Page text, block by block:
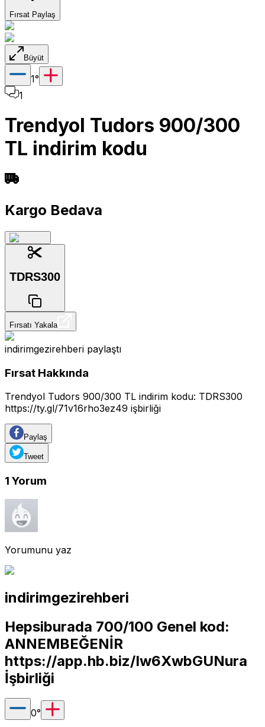
Fırsat Paylaş
Büyüt
1°
1
Trendyol Tudors 900/300
TL indirim kodu
Kargo Bedava
TDRS300
Fırsatı Yakala
indirimgezirehberi paylaştı
Fırsat Hakkında
Trendyol Tudors 900/300 TL indirim kodu: TDRS300
https://ty.gl/71v16rho3ez49 işbirliği
Paylaş
Tweet
1 Yorum
Yorumunu yaz
indirimgezirehberi
Hepsiburada 700/100 Genel kod:
ANNEMBEĞENİR
https://app.hb.biz/Iw6XwbGUNura
İşbirliği
0°